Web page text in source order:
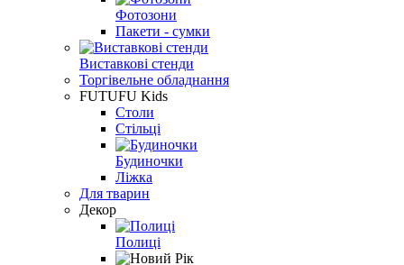
Фотозони
Пакети - сумки
Виставкові стенди
Торгівельне обладнання
FUTUFU Kids
Столи
Стільці
Будиночки
Ліжка
Для тварин
Декор
Полиці